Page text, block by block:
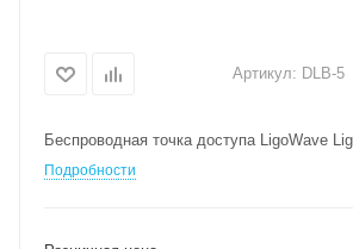
Артикул: DLB-5
Беспроводная точка доступа LigoWave
Подробности